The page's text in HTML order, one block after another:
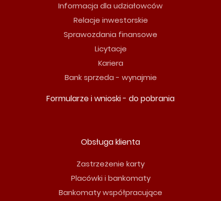
Informacja dla udziałowców
Relacje inwestorskie
Sprawozdania finansowe
Licytacje
Kariera
Bank sprzeda - wynajmie
Formularze i wnioski - do pobrania
Obsługa klienta
Zastrzeżenie karty
Placówki i bankomaty
Bankomaty współpracujące